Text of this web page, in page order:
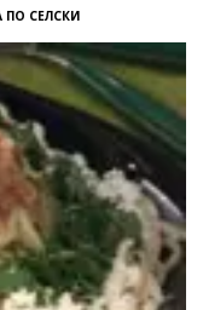
ПО СЕЛСКИ